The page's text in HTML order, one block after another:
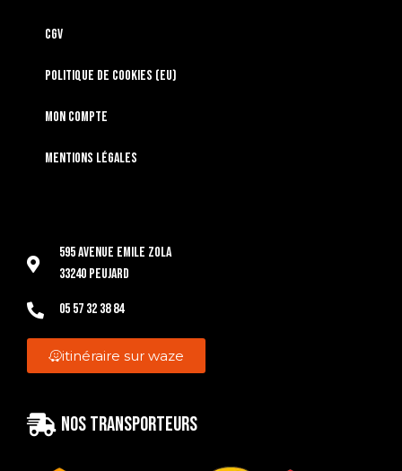
CGV
Politique de cookies (EU)
Mon compte
Mentions légales
595 Avenue Emile Zola
33240 Peujard
05 57 32 38 84
itinéraire sur waze
Nos transporteurs